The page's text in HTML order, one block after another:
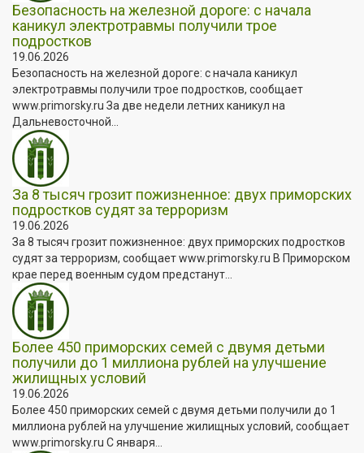
Безопасность на железной дороге: с начала
каникул электротравмы получили трое
подростков
19.06.2026
Безопасность на железной дороге: с начала каникул
электротравмы получили трое подростков, сообщает
www.primorsky.ru За две недели летних каникул на
Дальневосточной...
За 8 тысяч грозит пожизненное: двух приморских
подростков судят за терроризм
19.06.2026
За 8 тысяч грозит пожизненное: двух приморских подростков
судят за терроризм, сообщает www.primorsky.ru В Приморском
крае перед военным судом предстанут...
Более 450 приморских семей с двумя детьми
получили до 1 миллиона рублей на улучшение
жилищных условий
19.06.2026
Более 450 приморских семей с двумя детьми получили до 1
миллиона рублей на улучшение жилищных условий, сообщает
www.primorsky.ru С января...